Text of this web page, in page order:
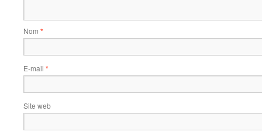
Nom *
E-mail *
Site web